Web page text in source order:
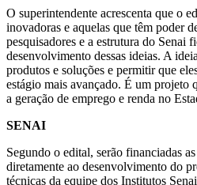
O superintendente acrescenta que o
inovadoras e aquelas que têm poder
pesquisadores e a estrutura do Senai
desenvolvimento dessas ideias. A
produtos e soluções e permitir que
estágio mais avançado. É um projeto
a geração de emprego e renda no
SENAI
Segundo o edital, serão financiadas
diretamente ao desenvolvimento do
técnicas da equipe dos Institutos